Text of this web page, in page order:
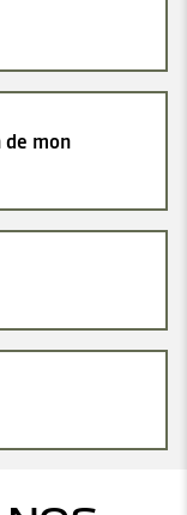
mon